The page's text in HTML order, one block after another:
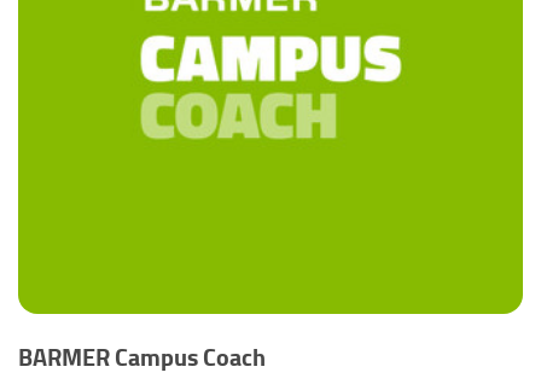
BARMER Campus Coach